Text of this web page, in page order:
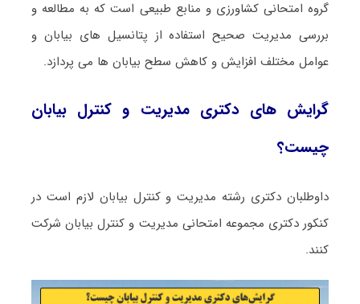
گروه امتحانی کشاورزی و منابع طبیعی است که به مطالعه و
بررسی مدیریت صحیح استفاده از پتانسیل های بیابان و
عوامل مختلف افزایش و کاهش سطح بیابان ها می پردازد.
گرایش های دکتری مدیریت و کنترل بیابان
چیست؟
داوطلبان دکتری رشته مدیریت و کنترل بیابان لازم است در
کنکور دکتری مجموعه امتحانی مدیریت و کنترل بیابان شرکت
کنند.